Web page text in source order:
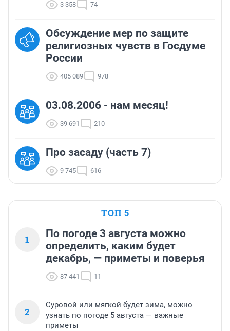
3 358 74
Обсуждение мер по защите
религиозных чувств в Госдуме
России
405 089 978
03.08.2006 - нам месяц!
39 691 210
Про засаду (часть 7)
9 745 616
ТОП 5
1
По погоде 3 августа можно
определить, каким будет
декабрь, — приметы и поверья
87 441 11
2
Суровой или мягкой будет зима, можно
узнать по погоде 5 августа — важные
приметы